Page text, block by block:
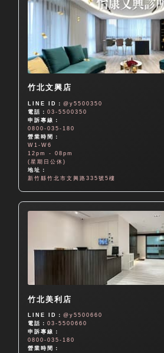
竹北文興店
LINE ID：@y5500350
電話：03-5500350
申訴專線：
0800-035-180
營業時間：
W1-W6
12pm - 08pm
(星期日公休)
地址：
新竹縣竹北市文興路335號5樓
竹北美利店
LINE ID：@y5500660
電話：03-5500660
申訴專線：
0800-035-180
營業時間：